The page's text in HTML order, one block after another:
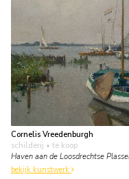
Cornelis Vreedenburgh
schilderij • te koop
Haven aan de Loosdrechtse
bekijk kunstwerk